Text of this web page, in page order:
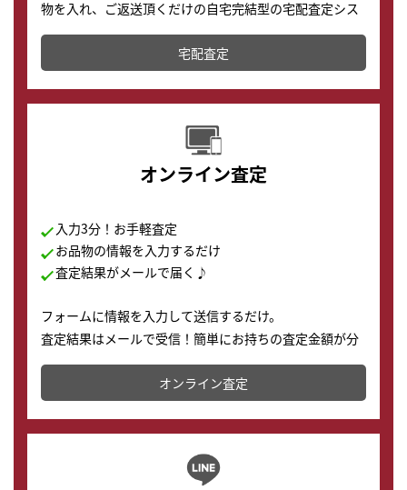
物を入れ、ご返送頂くだけの自宅完結型の宅配査定シス
テムです。
配送でも簡単&安全に査定・買取に出すことが可能で
す。
宅配査定
オンライン査定
入力3分！お手軽査定
お品物の情報を入力するだけ
査定結果がメールで届く♪
フォームに情報を入力して送信するだけ。
査定結果はメールで受信！簡単にお持ちの査定金額が分
かります。
オンライン査定